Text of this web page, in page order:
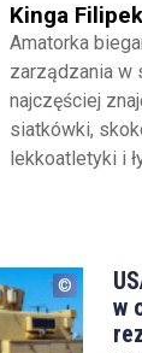
Kinga Filipek
Amatorka
zarządzania w
najczęściej
siatkówki,
lekkoatletyki i
w